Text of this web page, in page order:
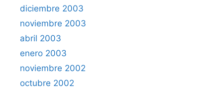
diciembre 2003
noviembre 2003
abril 2003
enero 2003
noviembre 2002
octubre 2002